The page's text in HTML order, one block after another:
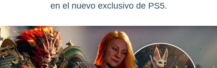
en el nuevo exclusivo de PS5.